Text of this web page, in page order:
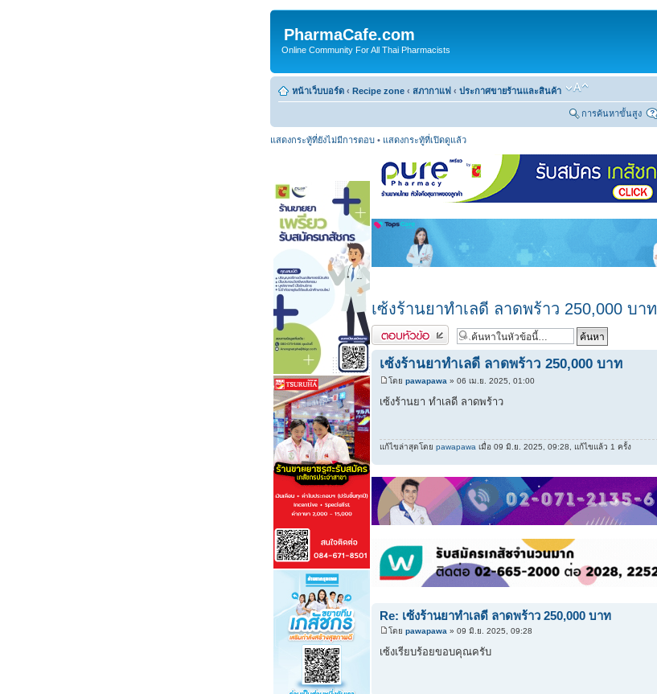
PharmaCafe.com
Online Community For All Thai Pharmacists
หน้าเว็บบอร์ด ‹ Recipe zone ‹ สภากาแฟ ‹ ประกาศขายร้านและสินค้า
การค้นหาขั้นสูง
แสดงกระทู้ที่ยังไม่มีการตอบ • แสดงกระทู้ที่เปิดดูแล้ว
เซ้งร้านยาทำเลดี ลาดพร้าว 250,000 บาท
ตอบกระทู้
เซ้งร้านยาทำเลดี ลาดพร้าว 250,000 บาท
โดย pawapawa » 06 เม.ย. 2025, 01:00
เซ้งร้านยา ทำเลดี ลาดพร้าว
แก้ไขล่าสุดโดย pawapawa เมื่อ 09 มิ.ย. 2025, 09:28, แก้ไขแล้ว 1 ครั้ง
Re: เซ้งร้านยาทำเลดี ลาดพร้าว 250,000 บาท
โดย pawapawa » 09 มิ.ย. 2025, 09:28
เซ้งเรียบร้อยขอบคุณครับ